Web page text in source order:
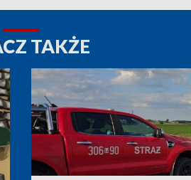
TAKŻE